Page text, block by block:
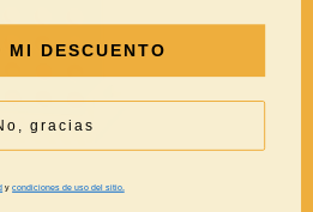
MI DESCUENTO
gracias
ycondiciones de uso del sitio.